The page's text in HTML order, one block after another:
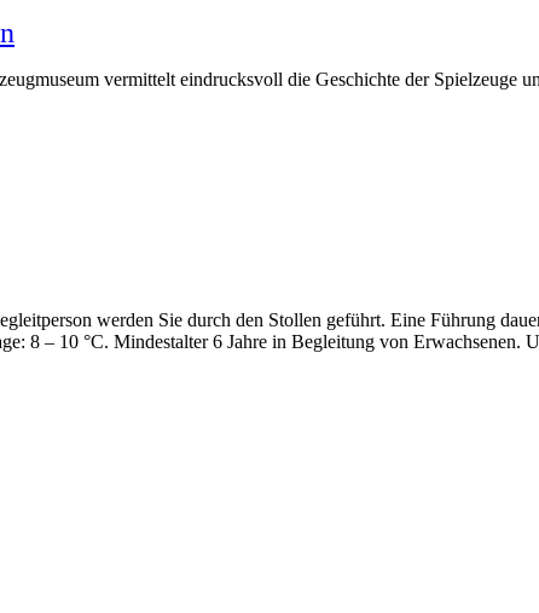
vermittelt eindrucksvoll die Geschichte der Spielzeuge
werden Sie durch den Stollen geführt. Eine Führung
8 – 10 °C. Mindestalter 6 Jahre in Begleitung von